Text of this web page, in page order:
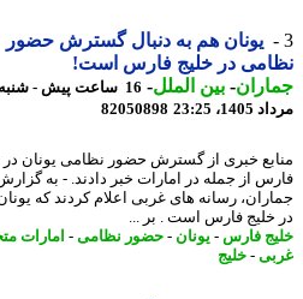
یونان هم به دنبال گسترش حضور
در خلیج فارس است!
- بین الملل-
16 ساعت پیش - شنبه 17
23:25
82050898
خبری از گسترش حضور نظامی یونان در خلیج
از جمله در امارات خبر دادند. - به گزارش
رسانه های غربی اعلام کردند که یونان
فارس است . بر ...
فارس-یونان-حضور نظامی-امارات
- خلیج